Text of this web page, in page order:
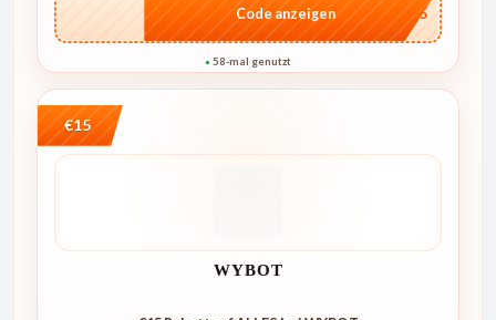
…RO5
Code anzeigen
● 58-mal genutzt
€15
WYBOT